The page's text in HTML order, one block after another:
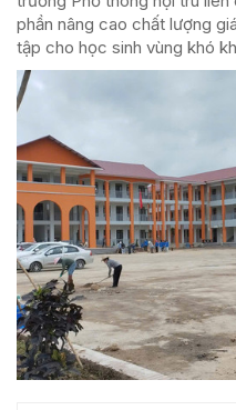
phần nâng cao chất lượng
tập cho học sinh vùng khó